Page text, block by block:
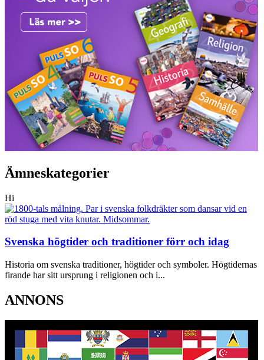
Ämneskategorier
Hi
Svenska högtider och traditioner förr och idag
Historia om svenska traditioner, högtider och symboler. Högtidernas
firande har sitt ursprung i religionen och i...
ANNONS